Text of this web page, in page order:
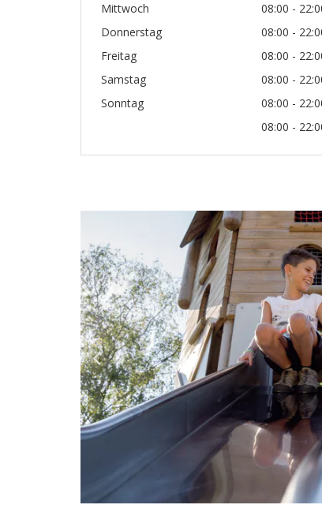
Mittwoch
08:00 -
Donnerstag
08:00 -
Freitag
08:00 -
Samstag
08:00 -
Sonntag
08:00 -
08:00 -